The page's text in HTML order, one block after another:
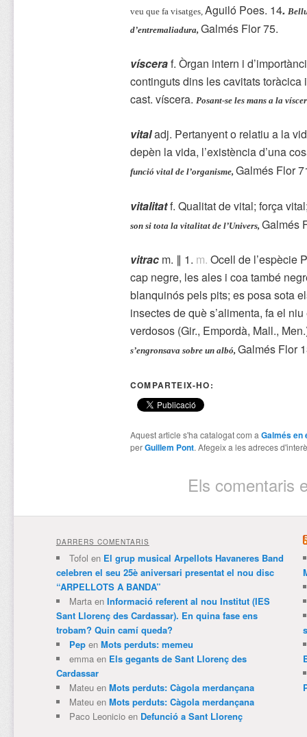
veu que fa visatges, Aguiló Poes. 14.
d’entremaliadura, Galmés Flor 75.
vísceraf. Òrgan intern i
continguts dins les cavitats toràcica
cast. víscera. Posant-se les mans a la
vitaladj. Pertanyent o relatiu a la
depèn la vida, l’existència d’una
funció vital de l’organisme, Galmés Flor
vitalitatf. Qualitat de vital; força
son si tota la vitalitat de l’Univers, Galmés
vitrac m. ∥ 1. m. Ocell de l’espècie
cap negre, les ales i coa també
blanquinós pels pits; es posa sota
insectes de què s’alimenta, fa el
verdosos (Gir., Empordà, Mall.,
s’engronsava sobre un albó, Galmés Flor
COMPARTEIX-HO:
Aquest article s'ha catalogat com a Galmés en
perGuillem Pont. Afegeix a les adreces
Els comentaris
DARRERS COMENTARIS
Tofol en El grup musical Arpellots Havaneres Band
celebren el seu 25è aniversari presentat el nou disc
“ARPELLOTS A BANDA”
Martaen Informació referent al nou Institut (IES
Sant Llorenç des Cardassar). En quina fase ens
trobam? Quin camí queda?
Pepen Mots perduts: memeu
emmaen Els gegants de Sant Llorenç des
Cardassar
Mateuen Mots perduts: Càgola merdançana
Mateuen Mots perduts: Càgola merdançana
Paco Leonicioen Defunció a Sant Llorenç